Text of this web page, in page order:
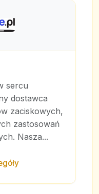
sercu
dostawca
zaciskowych,
zastosowań
Nasza...